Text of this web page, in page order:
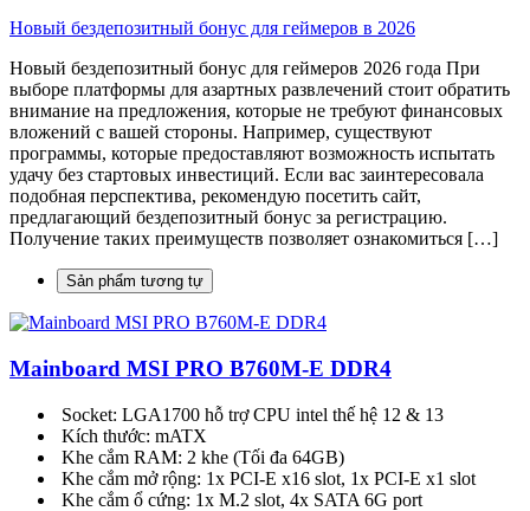
Новый бездепозитный бонус для геймеров в 2026
Новый бездепозитный бонус для геймеров 2026 года При
выборе платформы для азартных развлечений стоит обратить
внимание на предложения, которые не требуют финансовых
вложений с вашей стороны. Например, существуют
программы, которые предоставляют возможность испытать
удачу без стартовых инвестиций. Если вас заинтересовала
подобная перспектива, рекомендую посетить сайт,
предлагающий бездепозитный бонус за регистрацию.
Получение таких преимуществ позволяет ознакомиться […]
Sản phẩm tương tự
Mainboard MSI PRO B760M-E DDR4
Socket: LGA1700 hỗ trợ CPU intel thế hệ 12 & 13
Kích thước: mATX
Khe cắm RAM: 2 khe (Tối đa 64GB)
Khe cắm mở rộng: 1x PCI-E x16 slot, 1x PCI-E x1 slot
Khe cắm ổ cứng: 1x M.2 slot, 4x SATA 6G port